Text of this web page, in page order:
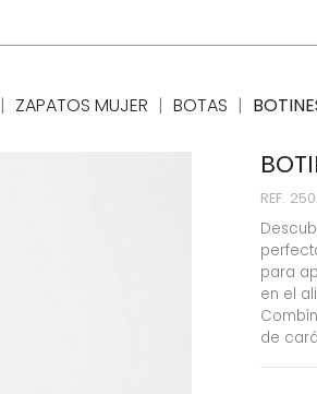
ZAPATOS MUJER BOTAS
REF.
para
en el
de